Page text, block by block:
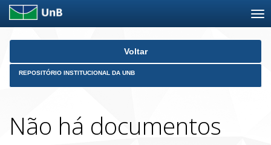
Skip
Voltar
REPOSITÓRIO INSTITUCIONAL DA UNB
Não há documentos